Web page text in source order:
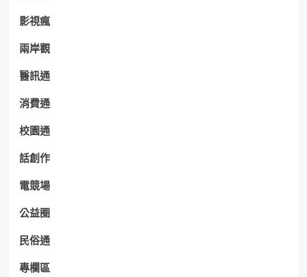
影視瘋
兩岸觀
醫訊通
消費通
校園通
話創作
電競場
公益圈
民俗通
專欄區